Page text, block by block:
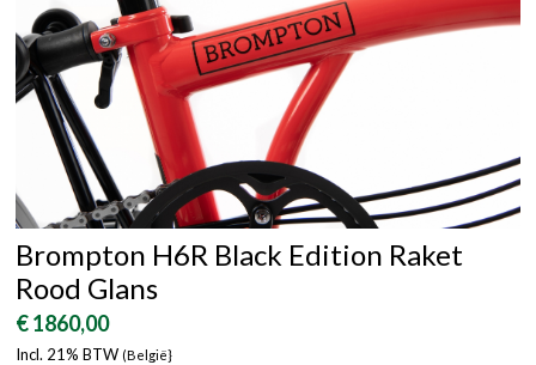
Brompton H6R Black Edition Raket
Rood Glans
€ 1860,00
Incl. 21% BTW (België}